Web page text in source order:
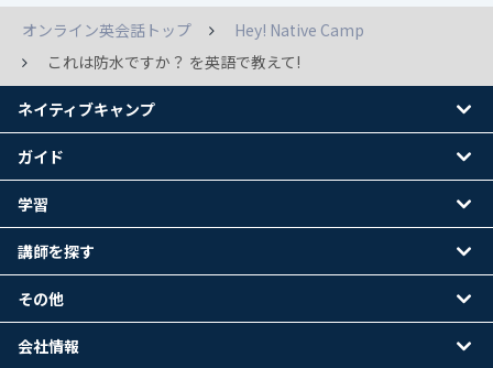
オンライン英会話トップ
Hey! Native Camp
これは防水ですか？ を英語で教えて!
ネイティブキャンプ
ガイド
学習
講師を探す
その他
会社情報